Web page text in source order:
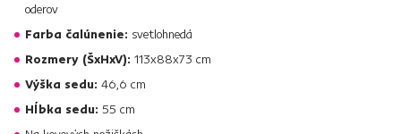
oderov
Farba čalúnenie: svetlohnedá
Rozmery (ŠxHxV): 113x88x73 cm
Výška sedu: 46,6 cm
Hĺbka sedu: 55 cm